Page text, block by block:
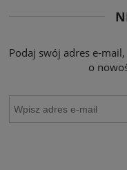
Podaj swój adres e-
o